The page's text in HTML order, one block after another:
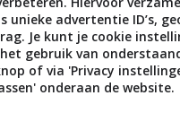
VAN KOERT
unieke advertentie ID’s,
Je kunt je cookie
gebruik van
of via 'Privacy
onderaan de website.